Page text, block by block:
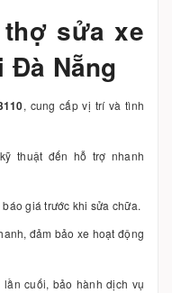
sửa xe
Đà Nẵng
, cung cấp vị trí và tình
thuật đến hỗ trợ nhanh
giá trước khi sửa chữa.
đảm bảo xe hoạt động
lần cuối, bảo hành dịch vụ